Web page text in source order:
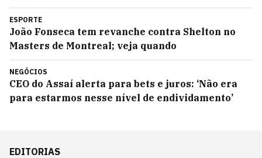
ESPORTE
João Fonseca tem revanche contra Shelton no
Masters de Montreal; veja quando
NEGÓCIOS
CEO do Assaí alerta para bets e juros: ‘Não era
para estarmos nesse nível de endividamento’
EDITORIAS